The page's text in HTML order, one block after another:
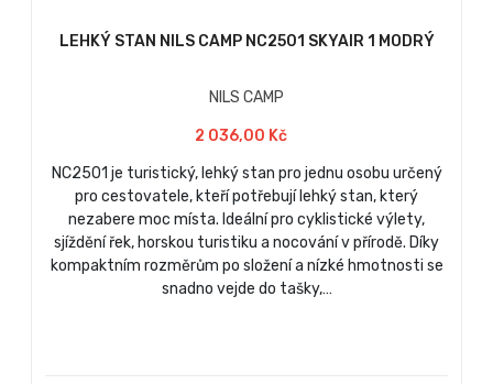
LEHKÝ STAN NILS CAMP NC2501 SKYAIR 1 MODRÝ
NILS CAMP
2 036,00 Kč
NC2501 je turistický, lehký stan pro jednu osobu určený
pro cestovatele, kteří potřebují lehký stan, který
nezabere moc místa. Ideální pro cyklistické výlety,
sjíždění řek, horskou turistiku a nocování v přírodě. Díky
kompaktním rozměrům po složení a nízké hmotnosti se
snadno vejde do tašky,…